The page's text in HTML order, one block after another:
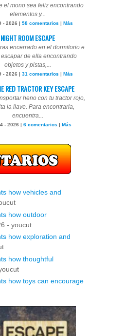
el mono sea feliz encontrando
elementos y...
- 2026 | 58 comentarios | Más
NIGHT ROOM ESCAPE
encerrado en el dormitorio e
de ella encontrando
objetos y pistas,...
- 2026 | 31 comentarios | Más
RED TRACTOR KEY ESCAPE
heno con tu tractor rojo,
la llave. Para encontrarla,
encuentra...
- 2026 | 6 comentarios | Más
how vehicles and
how outdoor
- youcut
how exploration and
how thoughtful
how toys can encourage